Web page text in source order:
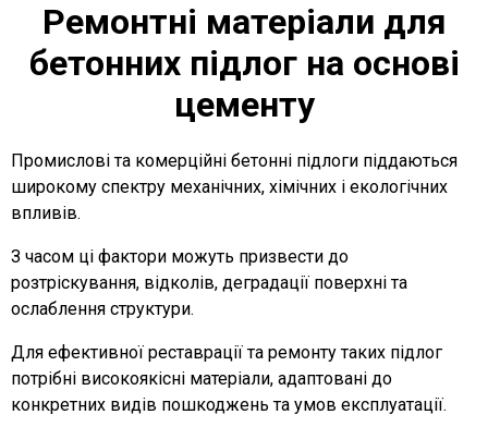
Ремонтні матеріали для
бетонних підлог на основі
цементу
Промислові та комерційні бетонні підлоги піддаються
широкому спектру механічних, хімічних і екологічних
впливів.
З часом ці фактори можуть призвести до
розтріскування, відколів, деградації поверхні та
ослаблення структури.
Для ефективної реставрації та ремонту таких підлог
потрібні високоякісні матеріали, адаптовані до
конкретних видів пошкоджень та умов експлуатації.